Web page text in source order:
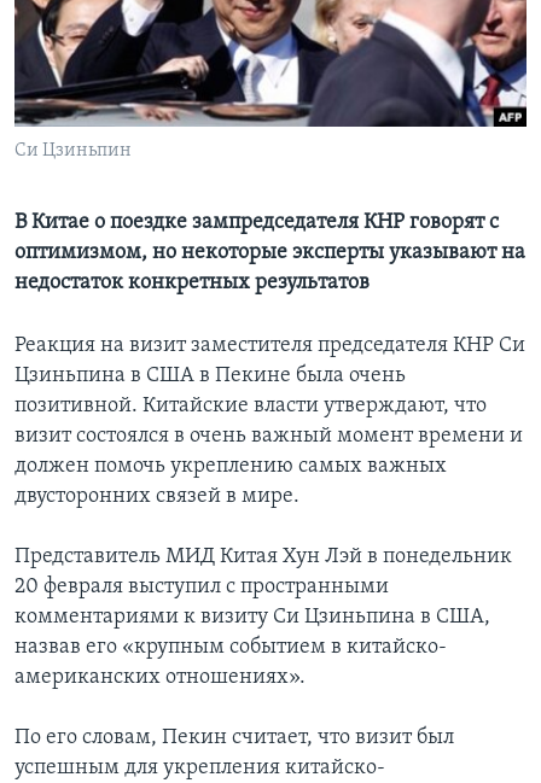
Learning English
СОЦИАЛЬНЫЕ СЕТИ
Языки
Си Цзиньпин
В Китае о поездке зампредседателя КНР говорят с
оптимизмом, но некоторые эксперты указывают на
недостаток конкретных результатов
Реакция на визит заместителя председателя КНР Си
Цзиньпина в США в Пекине была очень
позитивной. Китайские власти утверждают, что
визит состоялся в очень важный момент времени и
должен помочь укреплению самых важных
двусторонних связей в мире.
Представитель МИД Китая Хун Лэй в понедельник
20 февраля выступил с пространными
комментариями к визиту Си Цзиньпина в США,
назвав его «крупным событием в китайско-
американских отношениях».
По его словам, Пекин считает, что визит был
успешным для укрепления китайско-